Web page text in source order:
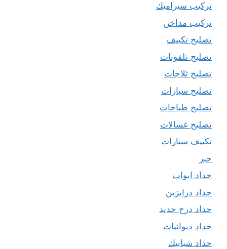
تركيب سيراميك
تركيب مداخن
تصليح تكييف
تصليح تلفونات
تصليح ثلاجات
تصليح سيارات
تصليح طباخات
تصليح غسالات
تكييف سيارات
حبر
حداد ابواب
حداد درابزين
حداد درج حديد
حداد ديوانيات
حداد شبابيك